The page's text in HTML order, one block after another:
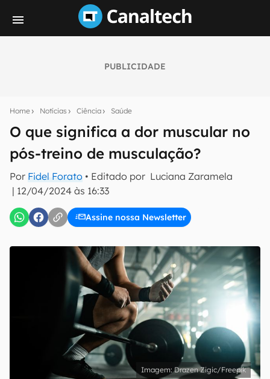
PUBLICIDADE
Home Notícias Ciência Saúde
O que significa a dor muscular no
pós-treino de musculação?
Por Fidel Forato • Editado por Luciana Zaramela
| 12/04/2024 às 16:33
Assine nossa Newsletter
notícias e reviews sobre tecnologia em primeira
E-mail
Uso e Política de Privacidade do Canaltech.
Drazen Zigic/Freepik